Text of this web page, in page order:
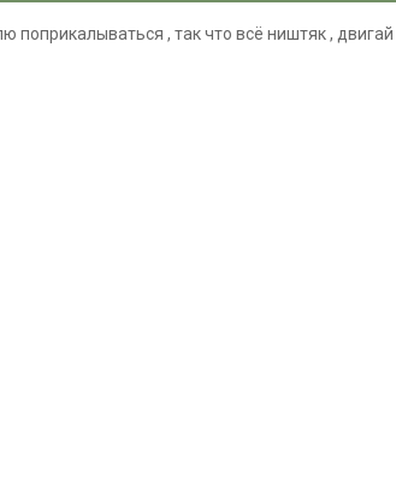
поприкалываться , так что всё ништяк ,